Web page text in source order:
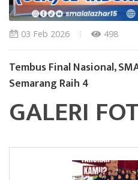
03 Feb 2026 498
Tembus Final Nasional,
Semarang Raih 4
GALERI